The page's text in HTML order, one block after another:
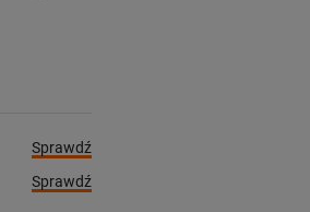
Sprawdź
Sprawdź